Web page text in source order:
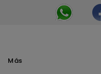
Más